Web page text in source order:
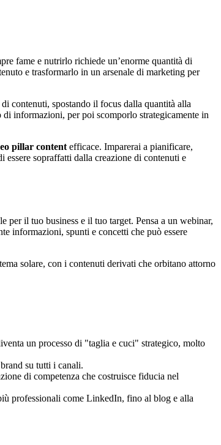
fame e nutrirlo richiede un’enorme quantità di
e trasformarlo in un arsenale di marketing per
contenuti, spostando il focus dalla quantità alla
informazioni, per poi scomporlo strategicamente in
pillar content efficace. Imparerai a pianificare,
sopraffatti dalla creazione di contenuti e
per il tuo business e il tuo target. Pensa a un webinar,
informazioni, spunti e concetti che può essere
solare, con i contenuti derivati che orbitano attorno
un processo di "taglia e cuci" strategico, molto
su tutti i canali.
di competenza che costruisce fiducia nel
professionali come LinkedIn, fino al blog e alla